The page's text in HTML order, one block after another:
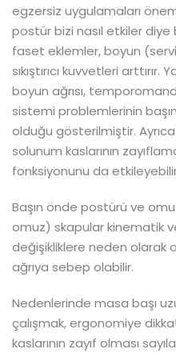
egzersiz uygulamaları
postür bizi nasıl etkiler
faset eklemler, boyun
sıkıştırıcı kuvvetleri
boyun ağrısı,
sistemi problemlerinin
olduğu gösterilmiştir.
solunum kaslarının
fonksiyonunu da
Başın önde postürü ve
omuz) skapular kinematik
değişikliklere neden
ağrıya sebep olabilir.
Nedenlerinde masa başı
çalışmak, ergonomiye
kaslarının zayıf olması